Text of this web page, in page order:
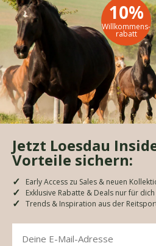
10%
Willkommens-
rabatt
Jetzt Loesdau
Vorteile sichern:
Early Access zu Sales & neuen
Exklusive Rabatte & Deals nur für dich
Trends & Inspiration aus der